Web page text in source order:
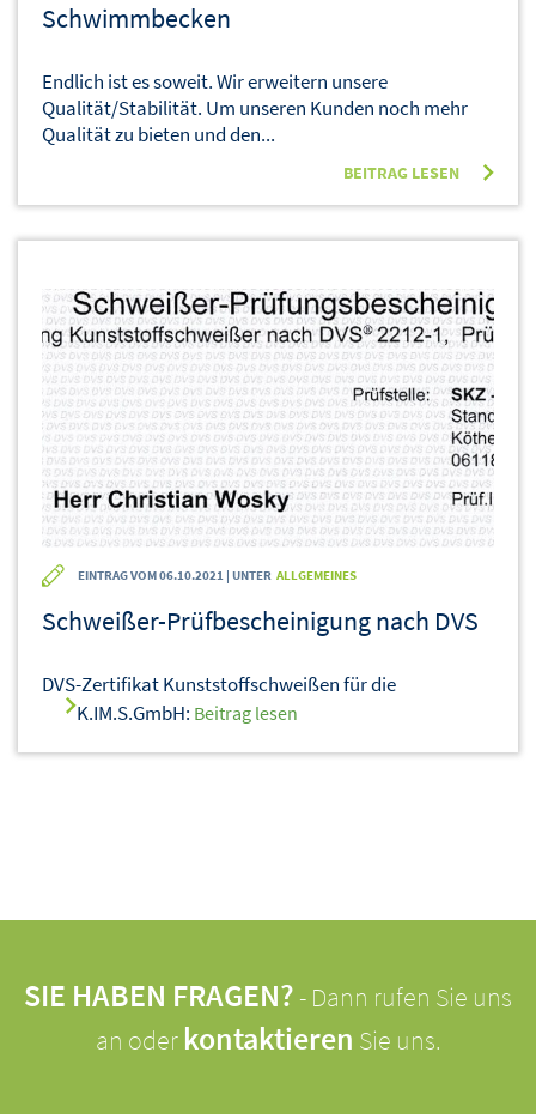
Schwimmbecken
Endlich ist es soweit. Wir erweitern unsere
Qualität/Stabilität. Um unseren Kunden noch mehr
Qualität zu bieten und den...
BEITRAG LESEN
EINTRAG VOM 06.10.2021 | UNTER ALLGEMEINES
Schweißer-Prüfbescheinigung nach DVS
DVS-Zertifikat Kunststoffschweißen für die
K.IM.S.GmbH: Beitrag lesen
SIE HABEN FRAGEN? - Dann rufen Sie uns
an oder kontaktieren Sie uns.